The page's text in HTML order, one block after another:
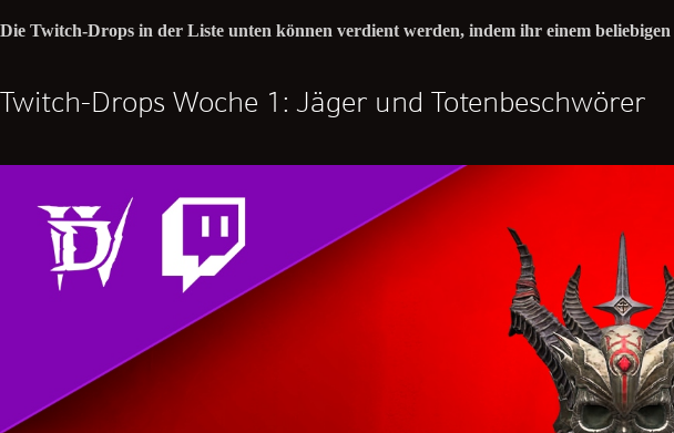
Die Twitch-Drops in der Liste unten können verdient werden, indem ihr einem
Twitch-Drops Woche 1: Jäger und Totenbeschwörer